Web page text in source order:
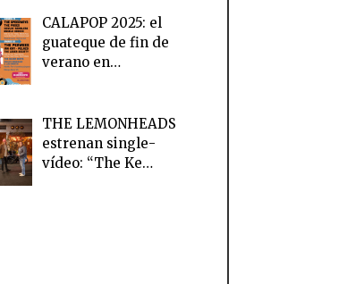
CALAPOP 2025: el
guateque de fin de
verano en…
THE LEMONHEADS
estrenan single-
vídeo: “The Ke…